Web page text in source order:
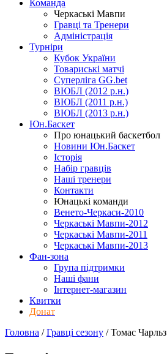
Команда
Черкаські Мавпи
Гравці та Тренери
Адміністрація
Турніри
Кубок України
Товариські матчі
Суперліга GG.bet
ВЮБЛ (2012 р.н.)
ВЮБЛ (2011 р.н.)
ВЮБЛ (2013 р.н.)
Юн.Баскет
Про юнацький баскетбол
Новини Юн.Баскет
Історія
Набір гравців
Наші тренери
Контакти
Юнацькі команди
Венето-Черкаси-2010
Черкаські Мавпи-2012
Черкаські Мавпи-2011
Черкаські Мавпи-2013
Фан-зона
Група підтримки
Наші фани
Інтернет-магазин
Квитки
Донат
Головна /Гравці сезону /Томас Чарльз